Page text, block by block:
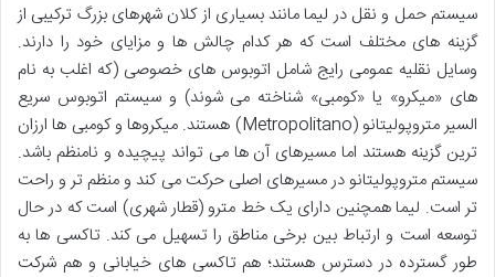
سیستم حمل و نقل در لیما مانند بسیاری از کلان شهرهای بزرگ ترکیبی از
گزینه های مختلف است که هر کدام چالش ها و مزایای خود را دارند.
وسایل نقلیه عمومی رایج شامل اتوبوس های خصوصی (که اغلب به نام
های «میکرو» یا «کومبی» شناخته می شوند) و سیستم اتوبوس سریع
السیر متروپولیتانو (Metropolitano) هستند. میکروها و کومبی ها ارزان
ترین گزینه هستند اما مسیرهای آن ها می تواند پیچیده و نامنظم باشد.
سیستم متروپولیتانو در مسیرهای اصلی حرکت می کند و منظم تر و راحت
تر است. لیما همچنین دارای یک خط مترو (قطار شهری) است که در حال
توسعه است و ارتباط بین برخی مناطق را تسهیل می کند. تاکسی ها به
طور گسترده در دسترس هستند؛ هم تاکسی های خیابانی و هم شرکت